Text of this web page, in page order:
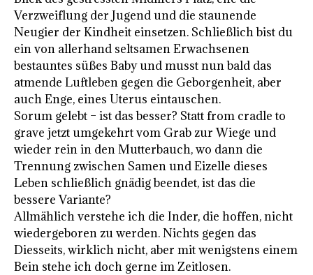
Verzweiflung der Jugend und die staunende
Neugier der Kindheit einsetzen. Schließlich bist du
ein von allerhand seltsamen Erwachsenen
bestauntes süßes Baby und musst nun bald das
atmende Luftleben gegen die Geborgenheit, aber
auch Enge, eines Uterus eintauschen.
Sorum gelebt – ist das besser? Statt from cradle to
grave jetzt umgekehrt vom Grab zur Wiege und
wieder rein in den Mutterbauch, wo dann die
Trennung zwischen Samen und Eizelle dieses
Leben schließlich gnädig beendet, ist das die
bessere Variante?
Allmählich verstehe ich die Inder, die hoffen, nicht
wiedergeboren zu werden. Nichts gegen das
Diesseits, wirklich nicht, aber mit wenigstens einem
Bein stehe ich doch gerne im Zeitlosen.